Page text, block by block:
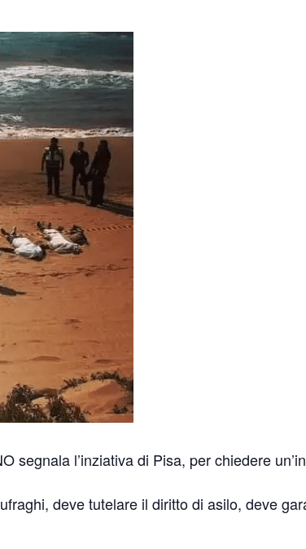
segnala l’inziativa di Pisa, per chiedere
deve tutelare il diritto di asilo, deve